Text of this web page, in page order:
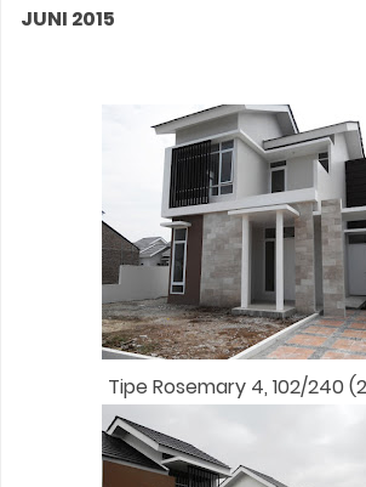
JUNI 2015
Tipe Rosemary 4, 102/240